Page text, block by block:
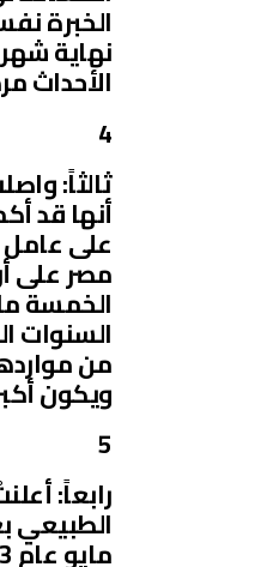
الخبرة
الأحداث
4
أنها قد
على عامل
مصر على
الخمسة
السنوات
ويكون
5